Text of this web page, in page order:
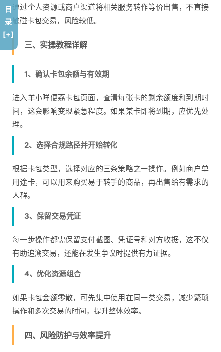
通过个人资源或商户渠道将相关服务转作等价出售，不直接
触碰卡包交易，风险较低。
三、实操教程详解
1、确认卡包余额与有效期
进入羊小咩便荔卡包页面，查清每张卡的剩余额度和到期时
间，这会影响变现紧急程度。如果某卡即将到期，应优先处
理。
2、选择合规路径并开始转化
根据卡包类型，选择对应的三条策略之一操作。例如商户单
用途卡，可以用来购买易于转手的商品，再出售给有需求的
人群。
3、保留交易凭证
每一步操作都需保留支付截图、凭证号和对方收据，这不仅
有助追溯交易，还能在发生争议时提供有力证据。
4、优化资源组合
如果卡包金额零散，可先集中使用在同一类交易，减少繁琐
操作和多次交易的时间，提升整体效率。
四、风险防护与效率提升
目
录
[+]